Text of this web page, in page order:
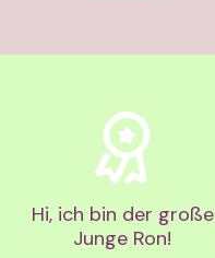
Hi, ich bin der große
Junge Ron!